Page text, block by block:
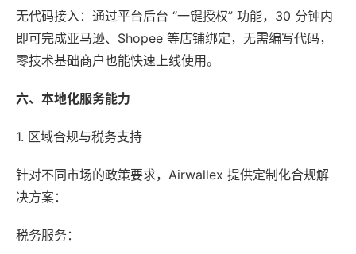
无代码接入：通过平台后台 “一键授权” 功能，30 分钟内
即可完成亚马逊、Shopee 等店铺绑定，无需编写代码，
零技术基础商户也能快速上线使用。
六、本地化服务能力
1. 区域合规与税务支持
针对不同市场的政策要求，Airwallex 提供定制化合规解
决方案：
税务服务：